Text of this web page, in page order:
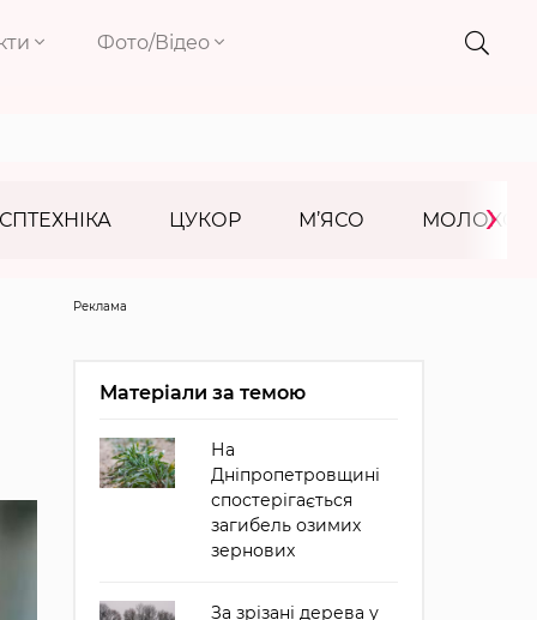
Фото/Відео
ЦУКОР М’ЯСО МОЛОКО
›
Реклама
Матеріали за темою
На
Дніпропетровщині
спостерігається
загибель озимих
зернових
За зрізані дерева у